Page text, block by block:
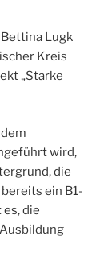
Lugk
Kreis
„Starke
wird,
die
ein B1-
die